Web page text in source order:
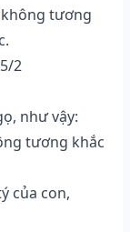
tương
2
như vậy:
tương khắc
của con,